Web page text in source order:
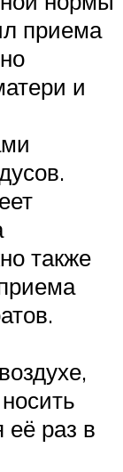
приема
и
также
её раз в